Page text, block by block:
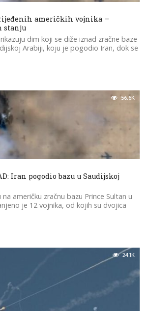
američkih vojnika –
stanju
dim koji se diže iznad zračne baze
Arabiji, koju je pogodio Iran, dok se
56.6K
Iran pogodio bazu u Saudijskoj
američku zračnu bazu Prince Sultan u
je 12 vojnika, od kojih su dvojica
24.1K